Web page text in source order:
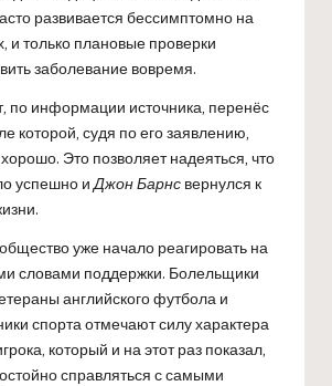
развивается бессимптомно на
и только плановые проверки
заболевание вовремя.
по информации источника, перенёс
которой, судя по его заявлению,
хорошо. Это позволяет надеяться, что
успешно иДжон Барнс вернулся к
уже начало реагировать на
словами поддержки. Болельщики
английского футбола и
спорта отмечают силу характера
который и на этот раз показал,
справляться с самыми